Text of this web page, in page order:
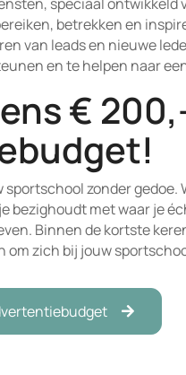
betrekken en
van leads en nieuwe
en te helpen naar
€
zonder gedoe.
bezighoudt met waar je
Binnen de kortste
zich bij jouw